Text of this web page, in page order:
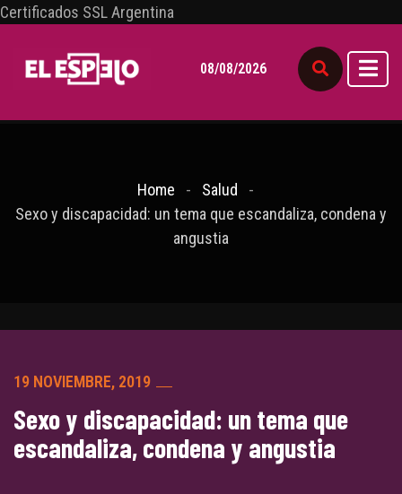
Certificados SSL Argentina
08/08/2026
Home
Salud
Sexo y discapacidad: un tema que escandaliza, condena y
angustia
19 NOVIEMBRE, 2019
Sexo y discapacidad: un tema que
escandaliza, condena y angustia